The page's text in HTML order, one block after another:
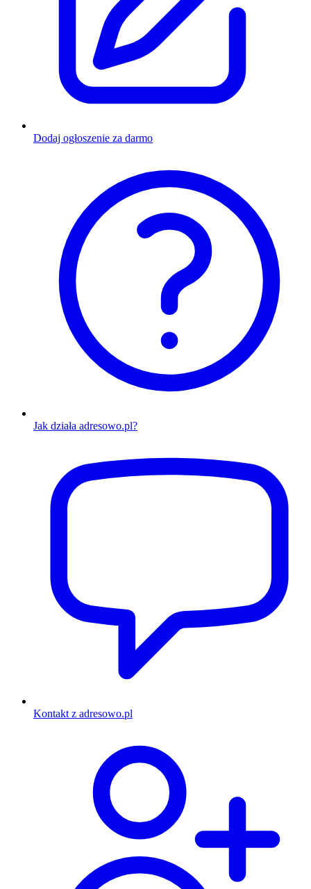
Dodaj ogłoszenie za darmo
Jak działa adresowo.pl?
Kontakt z adresowo.pl